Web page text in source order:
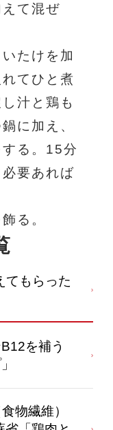
て混ぜ
たけを加
てひと煮
汁と鶏も
に加え、
る。15分
要あれば
る。
てもらった
を補う
物繊維）